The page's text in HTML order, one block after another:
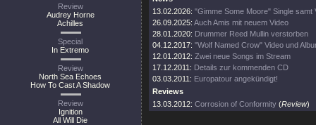
Review
Audrey Horne
Achilles
Special
In Extremo
Review
North Sea Echoes
How To Cast A Shadow
Review
Ignition
All Will Die
13.02.2026: "Gimme Some Moore" Single samt
26.09.2025: Auch Amis mit neuem Video
28.01.2020: Drummer Reed Mullin verstorben
04.12.2017: "Wolf Named Crow" Video und
12.01.2012: Zwei neue Songs im Stream
17.12.2011: Details zur kommenden CD
03.03.2011: Europatour angekündigt!
Reviews
13.03.2012: Corrosion of Conformity (Review)